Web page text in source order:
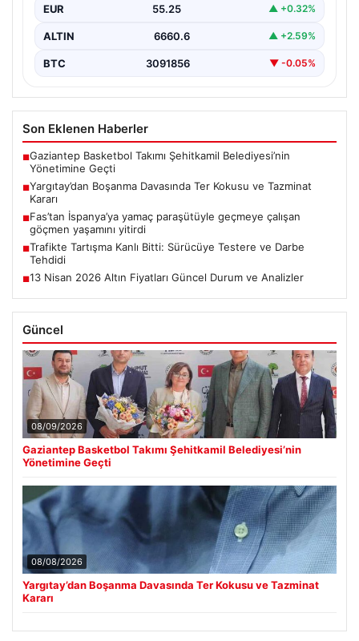
EUR 55.25 ▲ +0.32%
ALTIN 6660.6 ▲ +2.59%
BTC 3091856 ▼ -0.05%
Son Eklenen Haberler
■Gaziantep Basketbol Takımı Şehitkamil Belediyesi’nin
Yönetimine Geçti
■Yargıtay’dan Boşanma Davasında Ter Kokusu ve Tazminat
Kararı
■Fas’tan İspanya’ya yamaç paraşütüyle geçmeye çalışan
göçmen yaşamını yitirdi
■Trafikte Tartışma Kanlı Bitti: Sürücüye Testere ve Darbe
Tehdidi
■13 Nisan 2026 Altın Fiyatları Güncel Durum ve Analizler
Güncel
08/09/2026
Gaziantep Basketbol Takımı Şehitkamil Belediyesi’nin
Yönetimine Geçti
08/08/2026
Yargıtay’dan Boşanma Davasında Ter Kokusu ve Tazminat
Kararı